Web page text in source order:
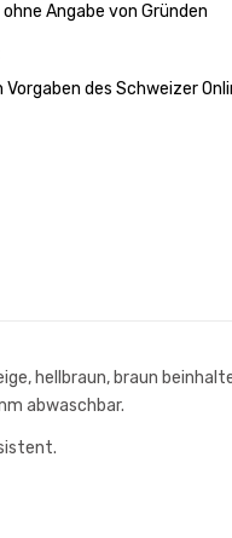
Angabe von Gründen
des Schweizer
hellbraun, braun
abwaschbar.